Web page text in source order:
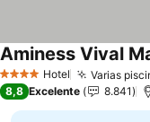
4 EstrellasHotel Varias
Aminess Vival
8,8 Excelente 8.841